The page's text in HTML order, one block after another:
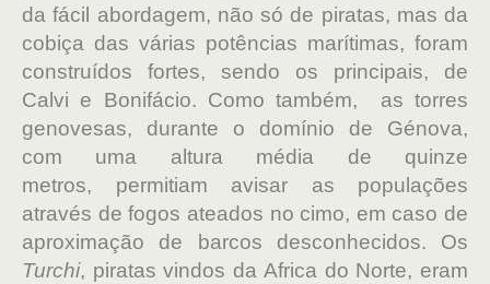
da fácil abordagem, não só de piratas, mas da
cobiça das várias potências marítimas, foram
construídos fortes, sendo os principais, de
Calvi e Bonifácio. Como também, as torres
genovesas, durante o domínio de Génova,
com uma altura média de quinze
metros, permitiam avisar as populações
através de fogos ateados no cimo, em caso de
aproximação de barcos desconhecidos. Os
Turchi, piratas vindos da Africa do Norte, eram